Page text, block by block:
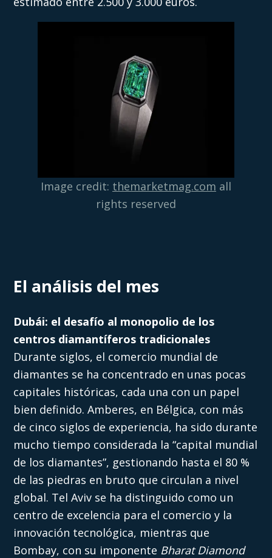
Image credit: themarketmag.com all
rights reserved
El análisis del mes
Dubái: el desafío al monopolio de los
centros diamantíferos tradicionales
Durante siglos, el comercio mundial de
diamantes se ha concentrado en unas pocas
capitales históricas, cada una con un papel
bien definido. Amberes, en Bélgica, con más
de cinco siglos de experiencia, ha sido durante
mucho tiempo considerada la “capital mundial
de los diamantes”, gestionando hasta el 80 %
de las piedras en bruto que circulan a nivel
global. Tel Aviv se ha distinguido como un
centro de excelencia para el comercio y la
innovación tecnológica, mientras que
Bombay, con su imponente Bharat Diamond